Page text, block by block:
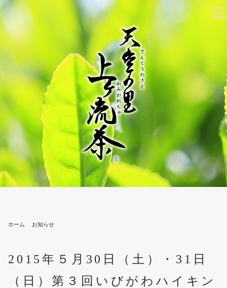
ホーム お知らせ
2015年５月30日（土）・31日
（日）第３回いびがわハイキン